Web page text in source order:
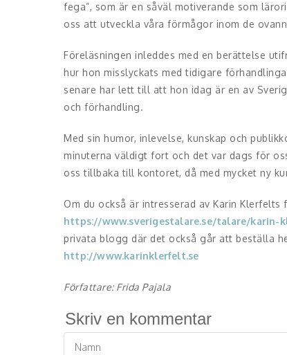
fega”, som är en såväl motiverande som
oss att utveckla våra förmågor inom de
Föreläsningen inleddes med en berättelse
hur hon misslyckats med tidigare
senare har lett till att hon idag är en av
och förhandling.
Med sin humor, inlevelse, kunskap och
minuterna väldigt fort och det var dags för
oss tillbaka till kontoret, då med mycket ny
Om du också är intresserad av Karin Klerfelts
https://www.sverigestalare.se/talare/karin-
privata blogg där det också går att beställa
http://www.karinklerfelt.se
Författare: Frida Pajala
Skriv en kommentar